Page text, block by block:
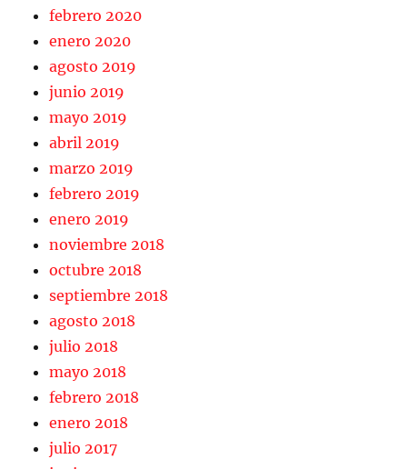
febrero 2020
enero 2020
agosto 2019
junio 2019
mayo 2019
abril 2019
marzo 2019
febrero 2019
enero 2019
noviembre 2018
octubre 2018
septiembre 2018
agosto 2018
julio 2018
mayo 2018
febrero 2018
enero 2018
julio 2017